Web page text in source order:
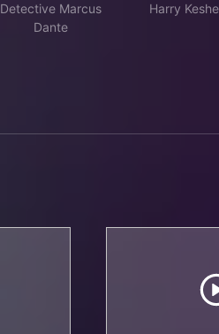
Detective Marcus
Dante
Harry